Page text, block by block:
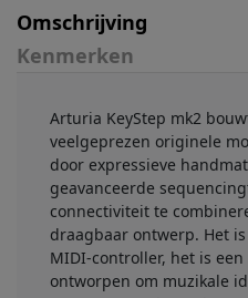
Omschrijving
Kenmerken
Arturia KeyStep mk2
veelgeprezen originele
door expressieve
geavanceerde
connectiviteit te
draagbaar ontwerp. Het
MIDI-controller, het is
ontworpen om muzikale